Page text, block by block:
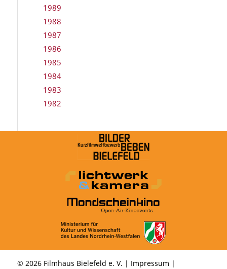
1989
1988
1987
1986
1985
1984
1983
1982
© 2026 Filmhaus Bielefeld e. V. | Impressum |